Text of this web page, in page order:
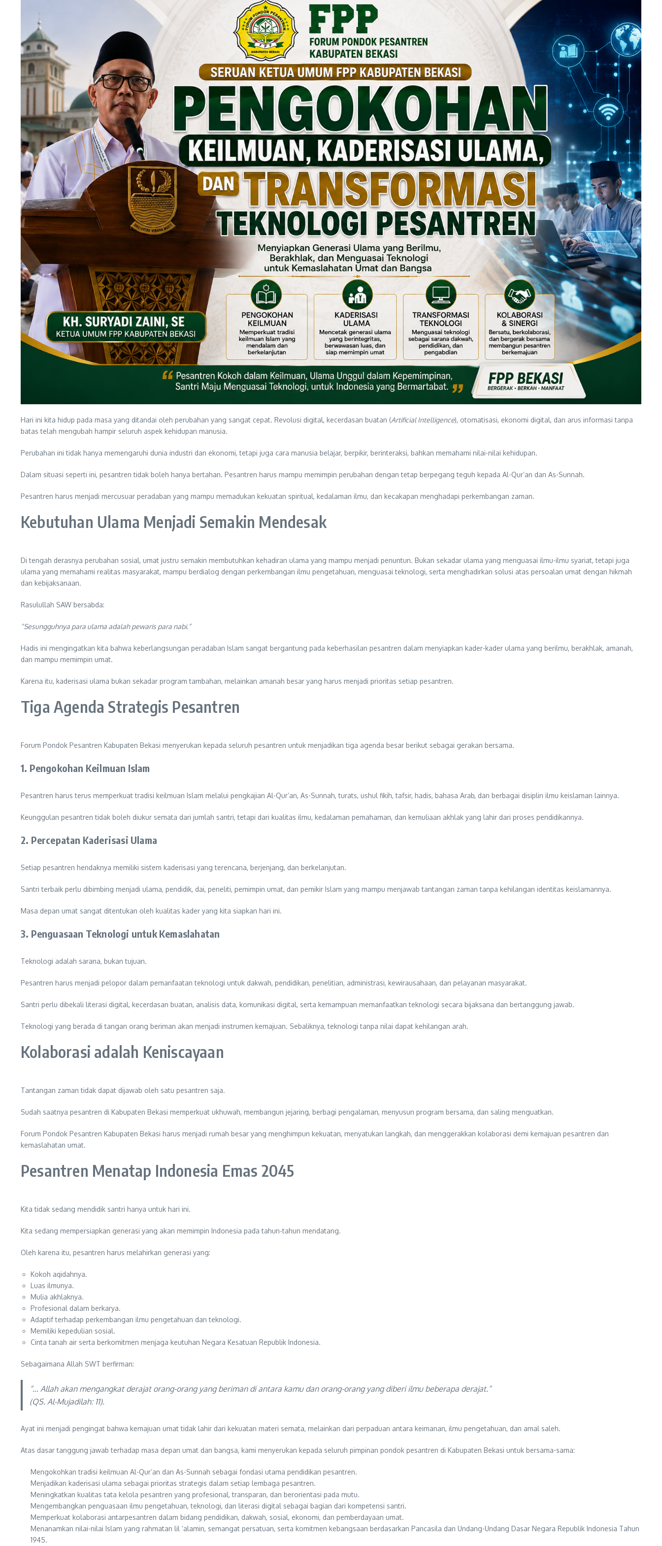
Hari ini kita hidup pada masa yang ditandai oleh perubahan yang sangat cepat. Revolusi digital, kecerdasan buatan (Artificial Intelligence), otomatisasi, ekonomi digital, dan arus informasi tanpa
batas telah mengubah hampir seluruh aspek kehidupan manusia.
Perubahan ini tidak hanya memengaruhi dunia industri dan ekonomi, tetapi juga cara manusia belajar, berpikir, berinteraksi, bahkan memahami nilai-nilai kehidupan.
Dalam situasi seperti ini, pesantren tidak boleh hanya bertahan. Pesantren harus mampu memimpin perubahan dengan tetap berpegang teguh kepada Al-Qur’an dan As-Sunnah.
Pesantren harus menjadi mercusuar peradaban yang mampu memadukan kekuatan spiritual, kedalaman ilmu, dan kecakapan menghadapi perkembangan zaman.
Kebutuhan Ulama Menjadi Semakin Mendesak
Di tengah derasnya perubahan sosial, umat justru semakin membutuhkan kehadiran ulama yang mampu menjadi penuntun. Bukan sekadar ulama yang menguasai ilmu-ilmu syariat, tetapi juga
ulama yang memahami realitas masyarakat, mampu berdialog dengan perkembangan ilmu pengetahuan, menguasai teknologi, serta menghadirkan solusi atas persoalan umat dengan hikmah
dan kebijaksanaan.
Rasulullah SAW bersabda:
“Sesungguhnya para ulama adalah pewaris para nabi.”
Hadis ini mengingatkan kita bahwa keberlangsungan peradaban Islam sangat bergantung pada keberhasilan pesantren dalam menyiapkan kader-kader ulama yang berilmu, berakhlak, amanah,
dan mampu memimpin umat.
Karena itu, kaderisasi ulama bukan sekadar program tambahan, melainkan amanah besar yang harus menjadi prioritas setiap pesantren.
Tiga Agenda Strategis Pesantren
Forum Pondok Pesantren Kabupaten Bekasi menyerukan kepada seluruh pesantren untuk menjadikan tiga agenda besar berikut sebagai gerakan bersama.
1. Pengokohan Keilmuan Islam
Pesantren harus terus memperkuat tradisi keilmuan Islam melalui pengkajian Al-Qur’an, As-Sunnah, turats, ushul fikih, tafsir, hadis, bahasa Arab, dan berbagai disiplin ilmu keislaman lainnya.
Keunggulan pesantren tidak boleh diukur semata dari jumlah santri, tetapi dari kualitas ilmu, kedalaman pemahaman, dan kemuliaan akhlak yang lahir dari proses pendidikannya.
2. Percepatan Kaderisasi Ulama
Setiap pesantren hendaknya memiliki sistem kaderisasi yang terencana, berjenjang, dan berkelanjutan.
Santri terbaik perlu dibimbing menjadi ulama, pendidik, dai, peneliti, pemimpin umat, dan pemikir Islam yang mampu menjawab tantangan zaman tanpa kehilangan identitas keislamannya.
Masa depan umat sangat ditentukan oleh kualitas kader yang kita siapkan hari ini.
3. Penguasaan Teknologi untuk Kemaslahatan
Teknologi adalah sarana, bukan tujuan.
Pesantren harus menjadi pelopor dalam pemanfaatan teknologi untuk dakwah, pendidikan, penelitian, administrasi, kewirausahaan, dan pelayanan masyarakat.
Santri perlu dibekali literasi digital, kecerdasan buatan, analisis data, komunikasi digital, serta kemampuan memanfaatkan teknologi secara bijaksana dan bertanggung jawab.
Teknologi yang berada di tangan orang beriman akan menjadi instrumen kemajuan. Sebaliknya, teknologi tanpa nilai dapat kehilangan arah.
Kolaborasi adalah Keniscayaan
Tantangan zaman tidak dapat dijawab oleh satu pesantren saja.
Sudah saatnya pesantren di Kabupaten Bekasi memperkuat ukhuwah, membangun jejaring, berbagi pengalaman, menyusun program bersama, dan saling menguatkan.
Forum Pondok Pesantren Kabupaten Bekasi harus menjadi rumah besar yang menghimpun kekuatan, menyatukan langkah, dan menggerakkan kolaborasi demi kemajuan pesantren dan
kemaslahatan umat.
Pesantren Menatap Indonesia Emas 2045
Kita tidak sedang mendidik santri hanya untuk hari ini.
Kita sedang mempersiapkan generasi yang akan memimpin Indonesia pada tahun-tahun mendatang.
Oleh karena itu, pesantren harus melahirkan generasi yang:
Kokoh aqidahnya.
Luas ilmunya.
Mulia akhlaknya.
Profesional dalam berkarya.
Adaptif terhadap perkembangan ilmu pengetahuan dan teknologi.
Memiliki kepedulian sosial.
Cinta tanah air serta berkomitmen menjaga keutuhan Negara Kesatuan Republik Indonesia.
Sebagaimana Allah SWT berfirman:
“… Allah akan mengangkat derajat orang-orang yang beriman di antara kamu dan orang-orang yang diberi ilmu beberapa derajat.”
(QS. Al-Mujadilah: 11).
Ayat ini menjadi pengingat bahwa kemajuan umat tidak lahir dari kekuatan materi semata, melainkan dari perpaduan antara keimanan, ilmu pengetahuan, dan amal saleh.
Atas dasar tanggung jawab terhadap masa depan umat dan bangsa, kami menyerukan kepada seluruh pimpinan pondok pesantren di Kabupaten Bekasi untuk bersama-sama:
Mengokohkan tradisi keilmuan Al-Qur’an dan As-Sunnah sebagai fondasi utama pendidikan pesantren.
Menjadikan kaderisasi ulama sebagai prioritas strategis dalam setiap lembaga pesantren.
Meningkatkan kualitas tata kelola pesantren yang profesional, transparan, dan berorientasi pada mutu.
Mengembangkan penguasaan ilmu pengetahuan, teknologi, dan literasi digital sebagai bagian dari kompetensi santri.
Memperkuat kolaborasi antarpesantren dalam bidang pendidikan, dakwah, sosial, ekonomi, dan pemberdayaan umat.
Menanamkan nilai-nilai Islam yang rahmatan lil ‘alamin, semangat persatuan, serta komitmen kebangsaan berdasarkan Pancasila dan Undang-Undang Dasar Negara Republik Indonesia Tahun
1945.